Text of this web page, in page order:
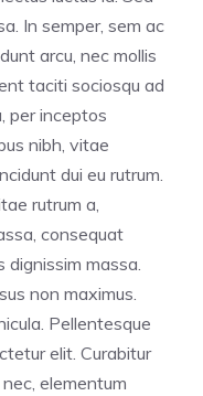
In semper, sem ac
arcu, nec mollis
taciti sociosqu ad
per inceptos
nibh, vitae
dui eu rutrum.
rutrum a,
consequat
dignissim massa.
non maximus.
Pellentesque
elit. Curabitur
elementum